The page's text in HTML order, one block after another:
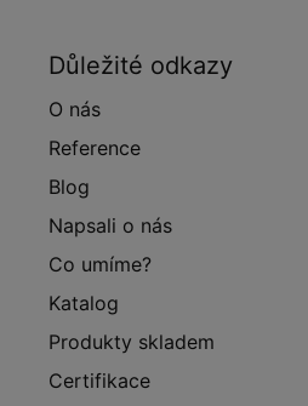
Důležité odkazy
O nás
Reference
Blog
Napsali o nás
Co umíme?
Katalog
Produkty skladem
Certifikace